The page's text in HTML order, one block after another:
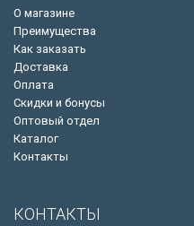
О магазине
Преимущества
Как заказать
Доставка
Оплата
Скидки и бонусы
Оптовый отдел
Каталог
Контакты
КОНТАКТЫ